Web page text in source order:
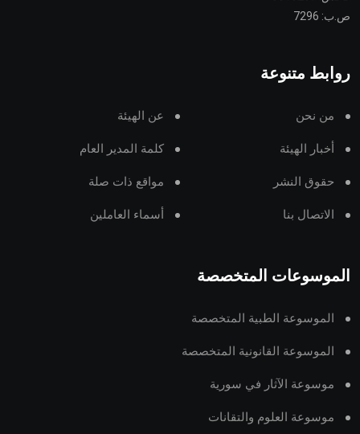
ص.ب: 7296
روابط متنوعة
من نحن عن الهيئة
أخبار الهيئة كلمة المدير العام
حقوق النشر مواقع ذات صلة
الاتصال بنا أسماء العاملين
الموسوعات المتخصصة
الموسوعة الطبية المتخصصة
الموسوعة القانونية المتخصصة
موسوعة الآثار في سورية
موسوعة العلوم والتقانات